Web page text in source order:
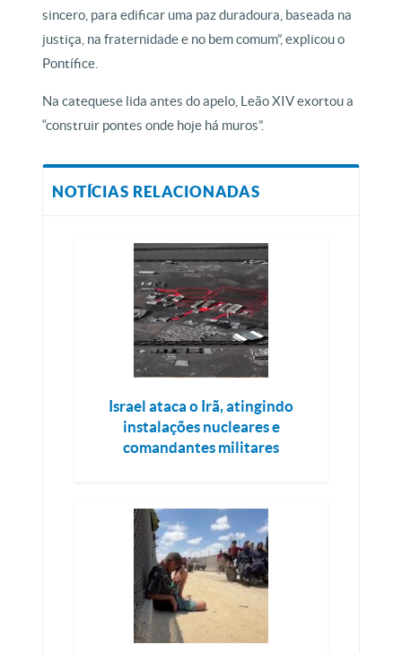
sincero, para edificar uma paz duradoura, baseada na
justiça, na fraternidade e no bem comum”, explicou o
Pontífice.
Na catequese lida antes do apelo, Leão XIV exortou a
“construir pontes onde hoje há muros”.
NOTÍCIAS RELACIONADAS
Israel ataca o Irã, atingindo
instalações nucleares e
comandantes militares